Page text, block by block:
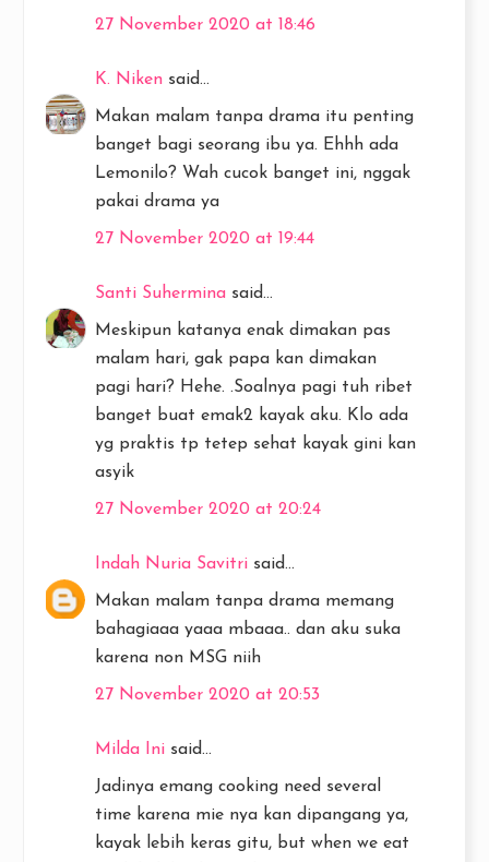
27 November 2020 at 18:46
K. Niken said...
Makan malam tanpa drama itu penting
banget bagi seorang ibu ya. Ehhh ada
Lemonilo? Wah cucok banget ini, nggak
pakai drama ya
27 November 2020 at 19:44
Santi Suhermina said...
Meskipun katanya enak dimakan pas
malam hari, gak papa kan dimakan
pagi hari? Hehe. .Soalnya pagi tuh ribet
banget buat emak2 kayak aku. Klo ada
yg praktis tp tetep sehat kayak gini kan
asyik
27 November 2020 at 20:24
Indah Nuria Savitri said...
Makan malam tanpa drama memang
bahagiaaa yaaa mbaaa.. dan aku suka
karena non MSG niih
27 November 2020 at 20:53
Milda Ini said...
Jadinya emang cooking need several
time karena mie nya kan dipangang ya,
kayak lebih keras gitu, but when we eat